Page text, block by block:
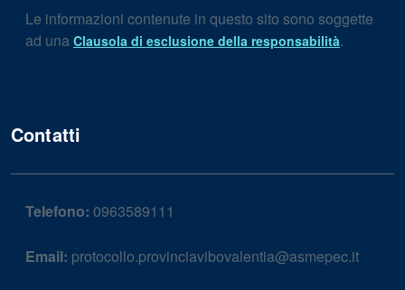
Le informazioni contenute in questo sito sono soggette
ad una Clausola di esclusione della responsabilità.
Contatti
Telefono: 0963589111
Email: protocollo.provinciavibovalentia@asmepec.it